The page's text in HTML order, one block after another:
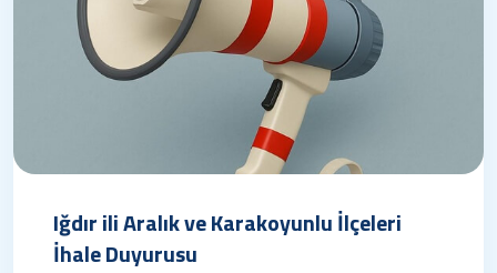
Iğdır ili Aralık ve Karakoyunlu İlçeleri
İhale Duyurusu